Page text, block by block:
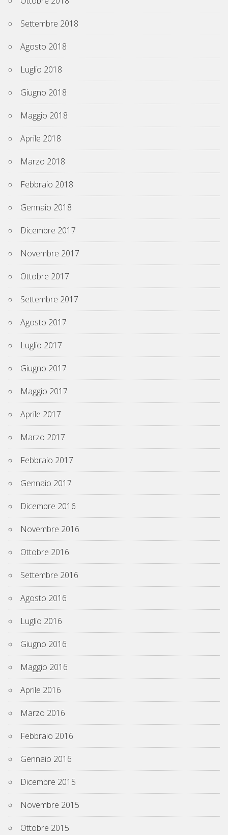
Settembre 2018
Agosto 2018
Luglio 2018
Giugno 2018
Maggio 2018
Aprile 2018
Marzo 2018
Febbraio 2018
Gennaio 2018
Dicembre 2017
Novembre 2017
Ottobre 2017
Settembre 2017
Agosto 2017
Luglio 2017
Giugno 2017
Maggio 2017
Aprile 2017
Marzo 2017
Febbraio 2017
Gennaio 2017
Dicembre 2016
Novembre 2016
Ottobre 2016
Settembre 2016
Agosto 2016
Luglio 2016
Giugno 2016
Maggio 2016
Aprile 2016
Marzo 2016
Febbraio 2016
Gennaio 2016
Dicembre 2015
Novembre 2015
Ottobre 2015